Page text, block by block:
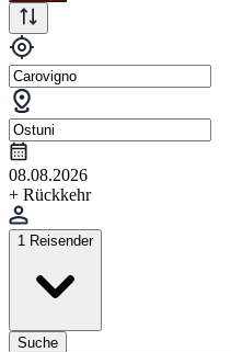
08.08.2026
+ Rückkehr
1 Reisender
Suche